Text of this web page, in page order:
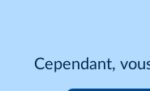
Cependant,